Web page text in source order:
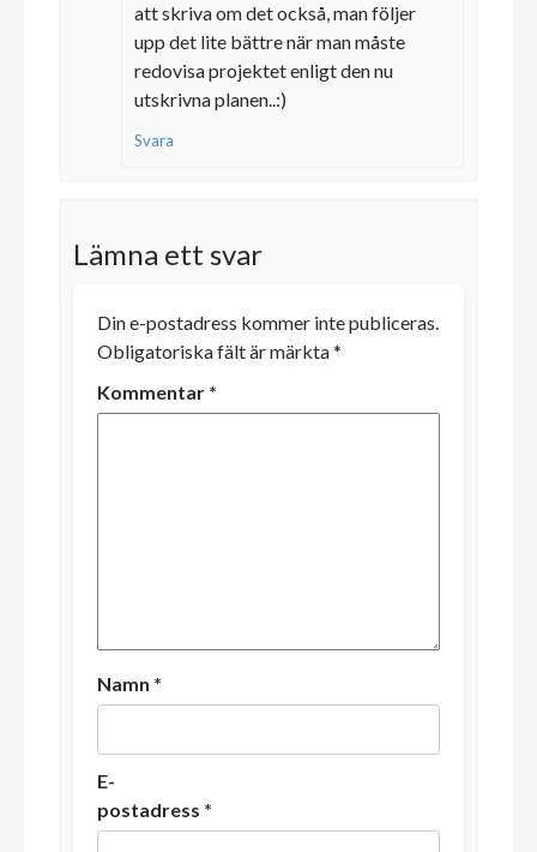
att skriva om det också, man följer
upp det lite bättre när man måste
redovisa projektet enligt den nu
utskrivna planen..:)
Svara
Lämna ett svar
Din e-postadress kommer inte publiceras.
Obligatoriska fält är märkta*
Kommentar *
Namn *
E-
postadress *